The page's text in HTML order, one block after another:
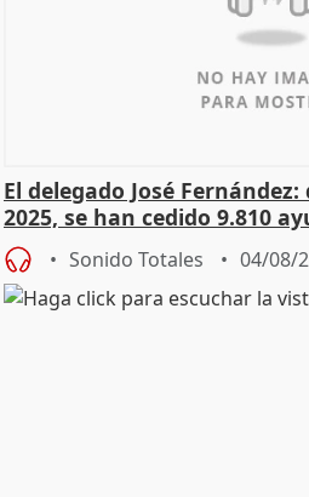
El delegado José
2025, se han cedido 9.810
Sonido Totales 04/08/